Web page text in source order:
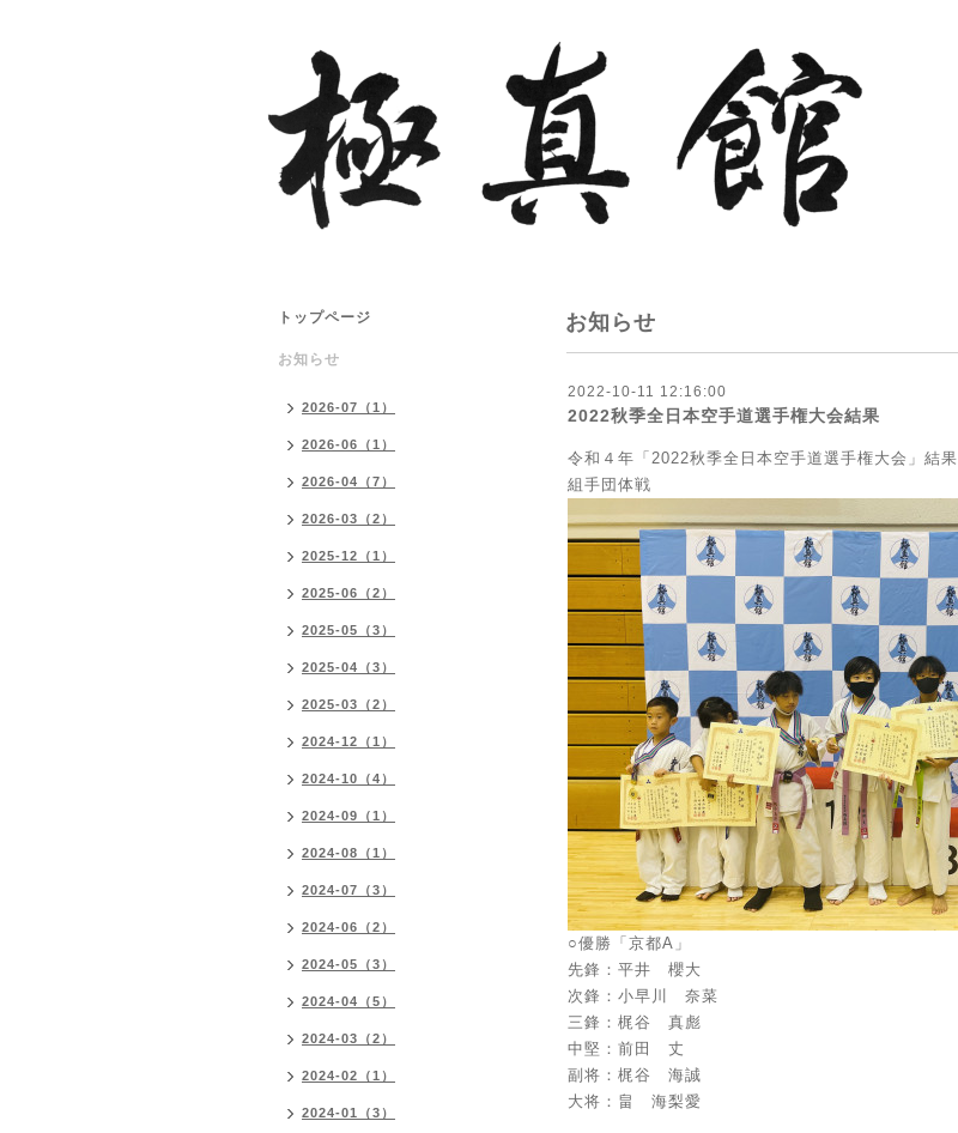
お知らせ
2022-10-11 12:16:00
2022秋季全日本空手道選手権大会結果
令和４年「2022秋季全日本空手道選手権大会」結果
組手団体戦
○優勝「京都A」
先鋒：平井 櫻大
次鋒：小早川 奈菜
三鋒：梶谷 真彪
中堅：前田 丈
副将：梶谷 海誠
大将：畠 海梨愛
トップページ
お知らせ
2026-07（1）
2026-06（1）
2026-04（7）
2026-03（2）
2025-12（1）
2025-06（2）
2025-05（3）
2025-04（3）
2025-03（2）
2024-12（1）
2024-10（4）
2024-09（1）
2024-08（1）
2024-07（3）
2024-06（2）
2024-05（3）
2024-04（5）
2024-03（2）
2024-02（1）
2024-01（3）